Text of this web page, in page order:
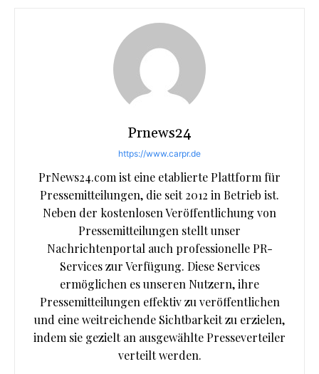
Prnews24
https://www.carpr.de
PrNews24.com ist eine etablierte Plattform für
Pressemitteilungen, die seit 2012 in Betrieb ist.
Neben der kostenlosen Veröffentlichung von
Pressemitteilungen stellt unser
Nachrichtenportal auch professionelle PR-
Services zur Verfügung. Diese Services
ermöglichen es unseren Nutzern, ihre
Pressemitteilungen effektiv zu veröffentlichen
und eine weitreichende Sichtbarkeit zu erzielen,
indem sie gezielt an ausgewählte Presseverteiler
verteilt werden.